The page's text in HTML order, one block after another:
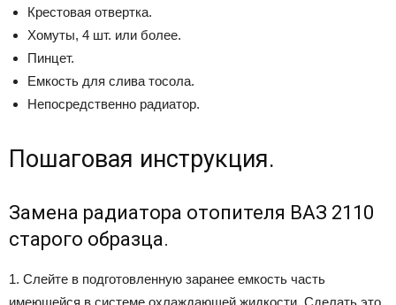
Крестовая отвертка.
Хомуты, 4 шт. или более.
Пинцет.
Емкость для слива тосола.
Непосредственно радиатор.
Пошаговая инструкция.
Замена радиатора отопителя ВАЗ 2110
старого образца.
1. Слейте в подготовленную заранее емкость часть
имеющейся в системе охлаждающей жидкости. Сделать это